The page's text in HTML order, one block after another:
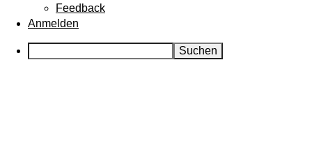
Feedback
Anmelden
Suchen